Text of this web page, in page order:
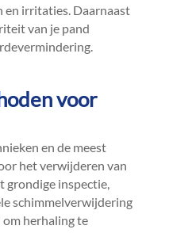
en irritaties.​ Daarnaast
van je pand
voor
en de meest
het verwijderen van
grondige inspectie,
schimmelverwijdering
herhaling te